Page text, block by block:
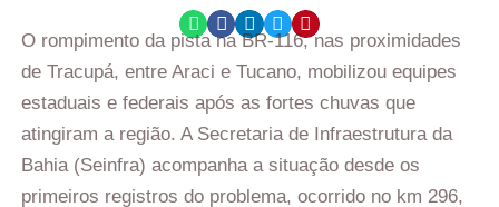
O rompimento da pista na BR-116, nas proximidades
de Tracupá, entre Araci e Tucano, mobilizou equipes
estaduais e federais após as fortes chuvas que
atingiram a região. A Secretaria de Infraestrutura da
Bahia (Seinfra) acompanha a situação desde os
primeiros registros do problema, ocorrido no km 296,